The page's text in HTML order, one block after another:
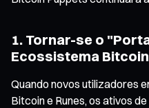
1. Tornar-se o
Ecossistema Bitcoin
Quando novos utilizadores
Bitcoin e Runes, os ativos